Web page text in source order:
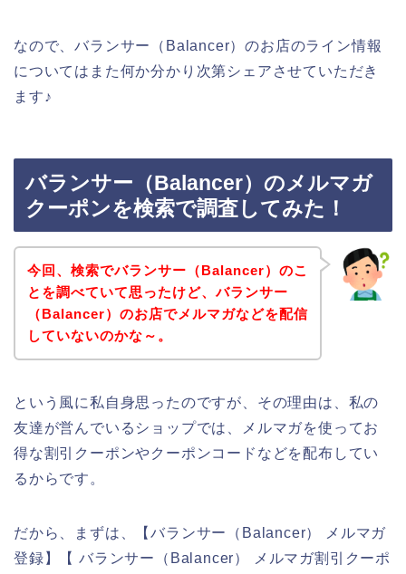
なので、バランサー（Balancer）のお店のライン情報
についてはまた何か分かり次第シェアさせていただき
ます♪
バランサー（Balancer）のメルマガ
クーポンを検索で調査してみた！
今回、検索でバランサー（Balancer）のこ
とを調べていて思ったけど、バランサー
（Balancer）のお店でメルマガなどを配信
していないのかな～。
という風に私自身思ったのですが、その理由は、私の
友達が営んでいるショップでは、メルマガを使ってお
得な割引クーポンやクーポンコードなどを配布してい
るからです。
だから、まずは、【バランサー（Balancer） メルマガ
登録】【 バランサー（Balancer） メルマガ割引クーポ